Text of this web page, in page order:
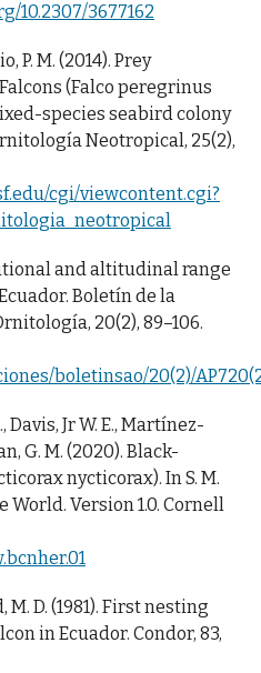
10.2307/3677162
P. M. (2014). Prey
(Falco peregrinus
species seabird colony
Neotropical, 25(2),
cgi/viewcontent.cgi?
and altitudinal range
Boletín de la
20(2), 89–106.
boletinsao/20(2)/
Davis, Jr W. E., Martínez-
G. M. (2020). Black-
nycticorax). In S. M.
World. Version 1.0. Cornell
M. D. (1981). First nesting
in Ecuador. Condor, 83,